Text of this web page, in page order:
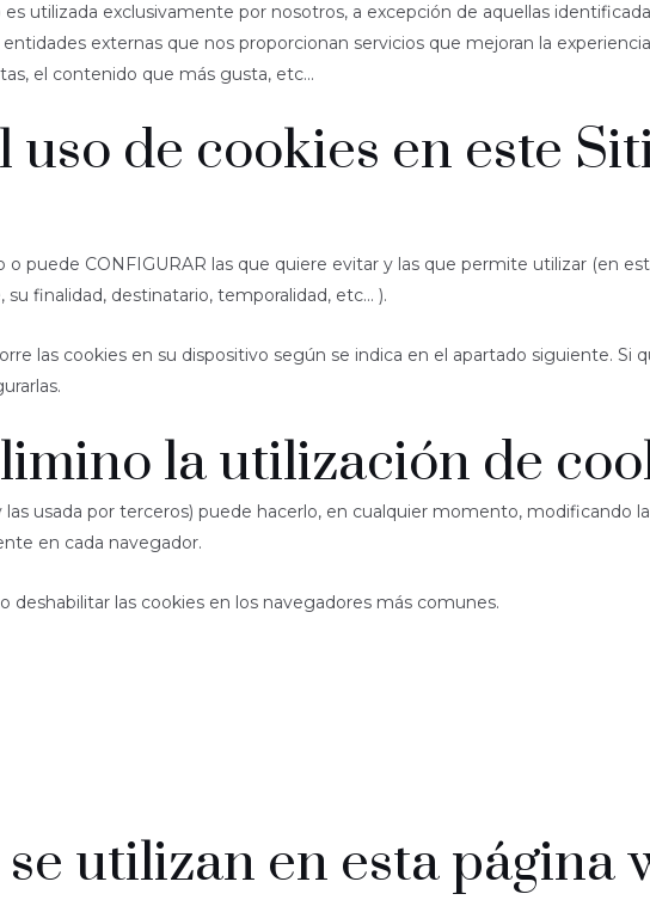
utilizada exclusivamente por nosotros, a excepción de aquellas
externas que nos proporcionan servicios que mejoran la
el contenido que más gusta, etc...
de cookies en este
o puede CONFIGURAR las que quiere evitar y las que permite utilizar (en
finalidad, destinatario, temporalidad, etc... ).
las cookies en su dispositivo según se indica en el apartado siguiente. Si
la utilización de
usada por terceros) puede hacerlo, en cualquier momento, modificando
en cada navegador.
deshabilitar las cookies en los navegadores más comunes.
utilizan en esta página